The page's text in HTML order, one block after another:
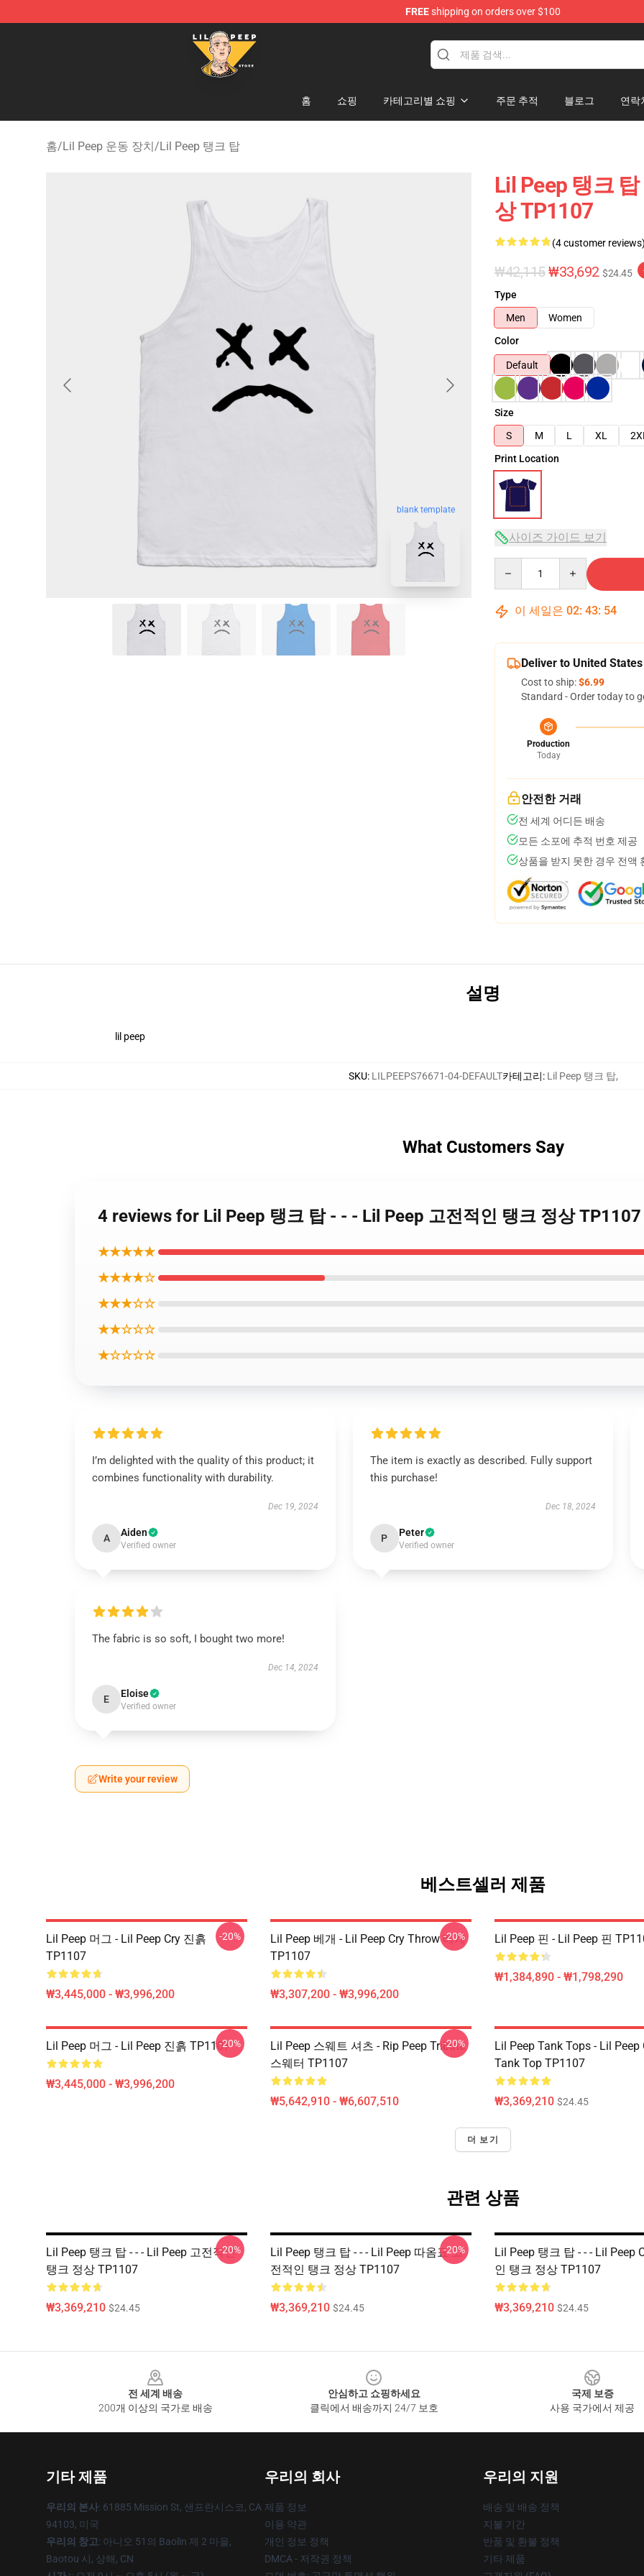
FREEshipping on orders over $100
Lil Peep Store - Official Lil Peep Merchandise Shop
홈 쇼핑 카테고리별 쇼핑 주문 추적 블로그 연락
홈/Lil Peep 운동 장치/Lil Peep 탱크 탑
blank template
Lil Peep 탱크
상 TP1107
(4 customer reviews)
₩42,115₩33,692 $24.45
Type
Men
Women
Color
Default
Size
S
M L XL 2XL
Print Location
사이즈 가이드 보기
이 세일은 02: 43: 53
Deliver to United States
Cost to ship:$6.99
Standard - Order today to
Production
Today
안전한 거래
전 세계 어디든 배송
모든 소포에 추적 번호 제공
상품을 받지 못한 경우 전액
설명
lil peep
SKU: LILPEEPS76671-04-DEFAULT카테고리: Lil Peep 탱크 탑,
What Customers Say
4 reviews for Lil Peep 탱크 탑 - - - Lil Peep 고전적인 탱크 정상 TP1107
★★★★★
★★★★☆
★★★☆☆
★★☆☆☆
★☆☆☆☆
I’m delighted with the quality of this product; it
combines functionality with durability.
Dec 19, 2024
A Aiden
Verified owner
The item is exactly as described. Fully support
this purchase!
Dec 18, 2024
P Peter
Verified owner
The fabric is so soft, I bought two more!
Dec 14, 2024
E Eloise
Verified owner
Write your review
베스트셀러 제품
Lil Peep 머그 - Lil Peep Cry 진흙
TP1107
₩3,445,000 - ₩3,996,200
-20%
Lil Peep 베개 - Lil Peep Cry Throw 베개
TP1107
₩3,307,200 - ₩3,996,200
-20% Lil Peep 핀 - Lil Peep 핀
₩1,384,890 - ₩1,798,290
Lil Peep 머그 - Lil Peep 진흙 TP1107
₩3,445,000 - ₩3,996,200
-20%
Lil Peep 스웨트 셔츠 - Rip Peep Tribute
스웨터 TP1107
₩5,642,910 - ₩6,607,510
-20%
Lil Peep Tank Tops - Lil Peep
Tank Top TP1107
₩3,369,210 $24.45
더 보기
관련 상품
Lil Peep 탱크 탑 - - - Lil Peep 고전적인
탱크 정상 TP1107
₩3,369,210 $24.45
-20%
Lil Peep 탱크 탑 - - - Lil Peep 따옴표 고
전적인 탱크 정상 TP1107
₩3,369,210 $24.45
-20%
Lil Peep 탱크 탑 - - - Lil Peep
인 탱크 정상 TP1107
₩3,369,210 $24.45
전 세계 배송
200개 이상의 국가로 배송
안심하고 쇼핑하세요
클릭에서 배송까지 24/7 보호
국제 보증
사용 국가에서 제공
기타 제품
우리의 본사: 61885 Mission St, 샌프란시스코, CA
94103, 미국
우리의 창고: 아니오 51의 Baolin 제 2 마을,
Baotou 시, 상해, CN
우리의 회사
제품 정보
이용 약관
개인 정보 정책
DMCA - 저작권 정책
우리의 지원
배송 및 배송 정책
지불 기간
반품 및 환불 정책
기타 제품